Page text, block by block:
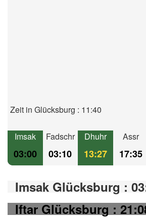
Zeit in Glücksburg : 11:40
Imsak
03:00
Fadschr
03:10
Dhuhr
13:27
Assr
17:35
Imsak Glücksburg :
Iftar Glücksburg :